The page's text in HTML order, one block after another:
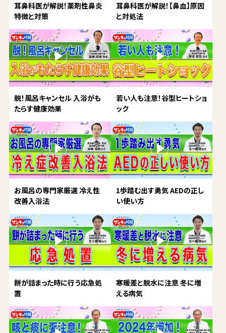
耳鼻科医が解説！薬剤性鼻炎
特徴と対策
耳鼻科医が解説！【鼻血】原因
と対処法
脱！風呂キャンセル 入浴がも
たらす健康効果
若い人も注意！谷型ヒートショ
ック
お風呂の専門家厳選 冷え性
改善入浴法
1歩踏む出す勇気 AEDの正し
い使い方
餅が詰まった時に行う応急処
置
寒暖差と脱水に注意 冬に増
える病気